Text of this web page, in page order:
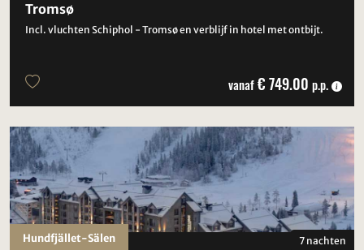
Tromsø
Incl. vluchten Schiphol - Tromsø en verblijf in hotel met ontbijt.
vanaf€ 749.00 p.p.
7 nachten
Hundfjället-Sälen